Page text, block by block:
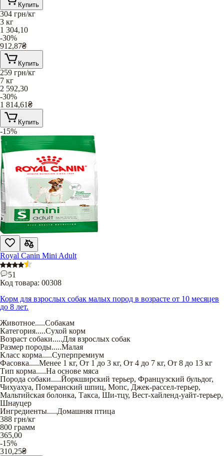
Купить
304 грн/кг
3 кг
1 304,10
-30%
912,87₴
Купить
259 грн/кг
7 кг
2 592,30
-30%
1 814,61₴
Купить
-15%
Royal Canin Mini Adult
51
Код товара: 00308
Корм для взрослых собак малых пород в возрасте от 10 месяцев
до 8 лет.
Животное.....Собакам
Категория.....Сухой корм
Возраст собаки.....Для взрослых собак
Размер породы.....Малая
Класс корма.....Суперпремиум
Фасовка.....Менее 1 кг, От 1 до 3 кг, От 4 до 7 кг, От 8 до 13 кг
Тип корма.....На основе мяса
Порода собаки.....Йоркширский терьер, Французский бульдог,
Чихуахуа, Померанский шпиц, Мопс, Джек-рассел-терьер,
Мальтийская болонка, Такса, Ши-тцу, Вест-хайленд-уайт-терьер,
Шнауцер
Ингредиенты.....Домашняя птица
388 грн/кг
800 грамм
365,00
-15%
310,25₴